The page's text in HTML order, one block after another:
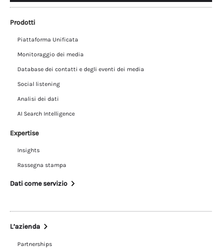
Prodotti
Piattaforma Unificata
Monitoraggio dei media
Database dei contatti e degli eventi dei media
Social listening
Analisi dei dati
AI Search Intelligence
Expertise
Insights
Rassegna stampa
Dati come servizio
L’azienda
Partnerships